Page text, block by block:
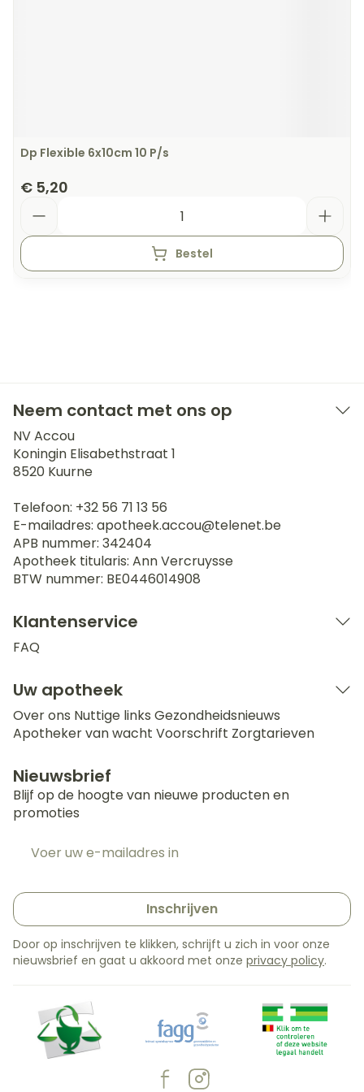
Dp Flexible 6x10cm 10 P/s
€ 5,20
Bestel
Neem contact met ons op
NV Accou
Koningin Elisabethstraat 1
8520 Kuurne
Telefoon: +32 56 71 13 56
E-mailadres: apotheek.accou@telenet.be
APB nummer: 342404
Apotheek titularis: Ann Vercruysse
BTW nummer: BE0446014908
Klantenservice
FAQ
Uw apotheek
Over ons Nuttige links Gezondheidsnieuws
Apotheker van wacht Voorschrift Zorgtarieven
Nieuwsbrief
Blijf op de hoogte van nieuwe producten en
promoties
Inschrijven
Door op inschrijven te klikken, schrijft u zich in voor onze
nieuwsbrief en gaat u akkoord met onze privacy policy.